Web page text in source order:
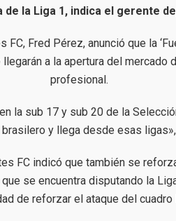
de la Liga 1, indica el gerente
Fred Pérez, anunció que la
a la apertura del
profesional.
la sub 17 y sub 20 de la
y llega desde esas
FC indicó que también se
se encuentra disputando la
de reforzar el ataque del cuadro